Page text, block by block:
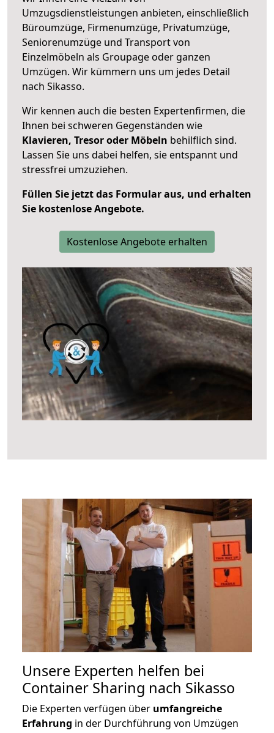
Umzugsdienstleistungen anbieten, einschließlich
Büroumzüge, Firmenumzüge, Privatumzüge,
Seniorenumzüge und Transport von
Einzelmöbeln als Groupage oder ganzen
Umzügen. Wir kümmern uns um jedes Detail
nach Sikasso.
Wir kennen auch die besten Expertenfirmen, die
Ihnen bei schweren Gegenständen wie
Klavieren, Tresor oder Möbeln behilflich sind.
Lassen Sie uns dabei helfen, sie entspannt und
stressfrei umzuziehen.
Füllen Sie jetzt das Formular aus, und erhalten
Sie kostenlose Angebote.
Kostenlose Angebote erhalten
Unsere Experten helfen bei
Container Sharing nach Sikasso
Die Experten verfügen über umfangreiche
Erfahrung in der Durchführung von Umzügen